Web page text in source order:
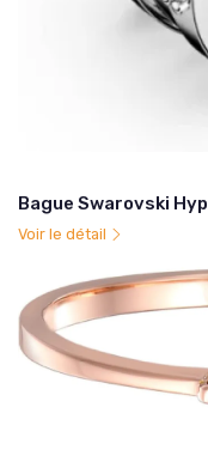
Bague Swarovski
Voir le détail